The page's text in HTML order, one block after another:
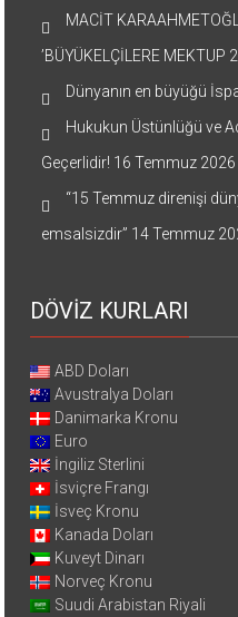
MACİT
’BÜYÜKELÇİLERE MEKTUP
Dünyanın en büyüğü
Hukukun Üstünlüğü ve
Geçerlidir! 16 Temmuz 2026
“15 Temmuz direnişi
emsalsizdir” 14 Temmuz
DÖVİZ KURLARI
ABD Doları
Avustralya Doları
Danimarka Kronu
Euro
İngiliz Sterlini
İsviçre Frangı
İsveç Kronu
Kanada Doları
Kuveyt Dinarı
Norveç Kronu
Suudi Arabistan Riyali